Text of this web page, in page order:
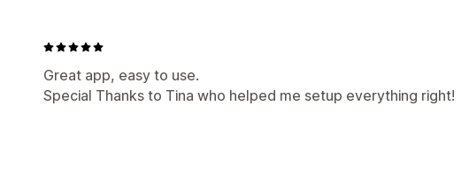
Great app, easy to use.
Special Thanks to Tina who helped me setup everything right!